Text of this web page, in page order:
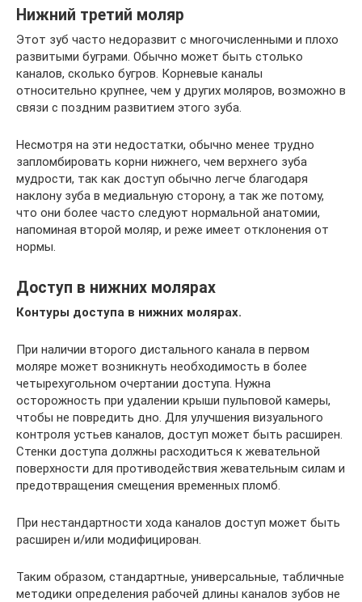
Нижний третий моляр
Этот зуб часто недоразвит с многочисленными и плохо
развитыми буграми. Обычно может быть столько
каналов, сколько бугров. Корневые каналы
относительно крупнее, чем у других моляров, возможно в
связи с поздним развитием этого зуба.
Несмотря на эти недостатки, обычно менее трудно
запломбировать корни нижнего, чем верхнего зуба
мудрости, так как доступ обычно легче благодаря
наклону зуба в медиальную сторону, а так же потому,
что они более часто следуют нормальной анатомии,
напоминая второй моляр, и реже имеет отклонения от
нормы.
Доступ в нижних молярах
Контуры доступа в нижних молярах.
При наличии второго дистального канала в первом
моляре может возникнуть необходимость в более
четырехугольном очертании доступа. Нужна
осторожность при удалении крыши пульповой камеры,
чтобы не повредить дно. Для улучшения визуального
контроля устьев каналов, доступ может быть расширен.
Стенки доступа должны расходиться к жевательной
поверхности для противодействия жевательным силам и
предотвращения смещения временных пломб.
При нестандартности хода каналов доступ может быть
расширен и/или модифицирован.
Таким образом, стандартные, универсальные, табличные
методики определения рабочей длины каналов зубов не